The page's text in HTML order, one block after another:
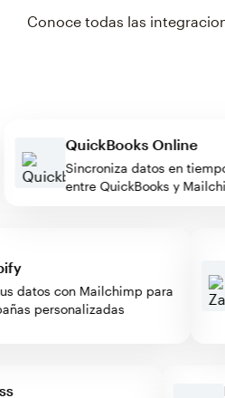
Conoce todas las
QuickBooks Online
Sincroniza datos en
entre QuickBooks y
con Mailchimp para
personalizadas